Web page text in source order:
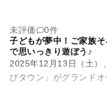
未評価
0件
子どもが夢中！ご家族
で思いっきり遊ぼう♪
2025年12月13日（土）
びタウン」がグランド